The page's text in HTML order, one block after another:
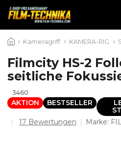
Inhalt Kameragriff KAMERA-RIG
Filmcity HS-2
seitliche
3460
AKTION BESTSELLER
Die
17 Bewertungen Marke: